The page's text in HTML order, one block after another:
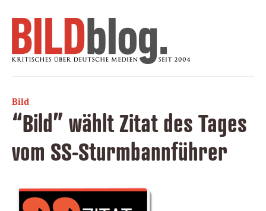
Bild
“Bild” wählt Zitat des Tages
vom SS-Sturmbannführer